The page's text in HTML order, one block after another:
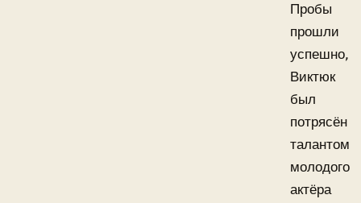
Пробы
прошли
успешно,
Виктюк
был
потрясён
талантом
молодого
актёра